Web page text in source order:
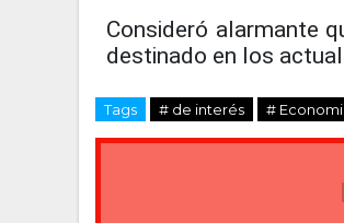
Consideró alarmante
destinado en los
Tags # de interés #